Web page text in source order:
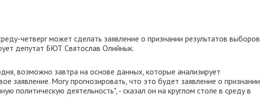
четверг может сделать заявление о признании результатов выборов
депутат БЮТ Святослав Олийнык.
возможно завтра на основе данных, которые анализирует
заявление. Могу прогнозировать, что это будет заявление о признании
политическую деятельность", - сказал он на круглом столе в среду в